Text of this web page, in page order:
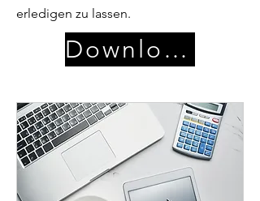
erledigen zu lassen.
Download